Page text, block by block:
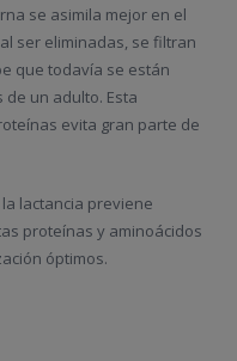
se asimila mejor en el
ser eliminadas, se filtran
que todavía se están
un adulto. Esta
evita gran parte de
lactancia previene
proteínas y aminoácidos
óptimos.